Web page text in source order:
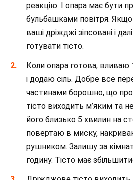
реакцію. І опара має бути
бульбашками повітря.
ваші дріжджі зіпсовані і
готувати тісто.
Коли опара готова, вливаю
і додаю сіль. Добре все
частинами борошно, що
тісто виходить м’яким та
його близько 5 хвилин на
повертаю в миску,
рушником. Залишу за
годину. Тісто має